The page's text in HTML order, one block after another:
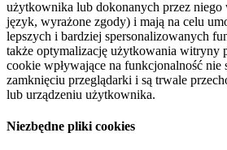
użytkownika lub dokonanych przez
język, wyrażone zgody) i mają na celu
lepszych i bardziej spersonalizowanych
także optymalizację użytkowania witryny
cookie wpływające na funkcjonalność nie
zamknięciu przeglądarki i są trwale
lub urządzeniu użytkownika.
Niezbędne pliki cookies